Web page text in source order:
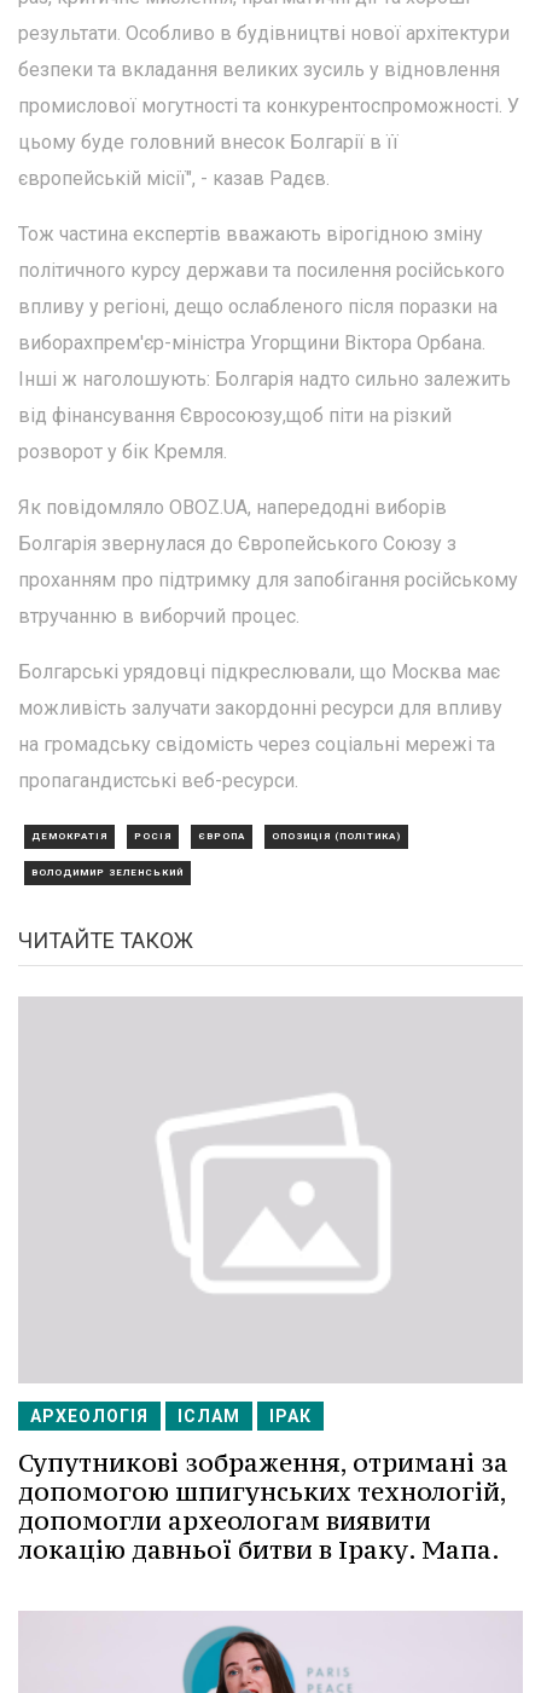
результати. Особливо в будівництві нової архітектури
безпеки та вкладання великих зусиль у відновлення
промислової могутності та конкурентоспроможності. У
цьому буде головний внесок Болгарії в її
європейській місії", - казав Радєв.
Тож частина експертів вважають вірогідною зміну
політичного курсу держави та посилення російського
впливу у регіоні, дещо ослабленого після поразки на
виборахпрем'єр-міністра Угорщини Віктора Орбана.
Інші ж наголошують: Болгарія надто сильно залежить
від фінансування Євросоюзу,щоб піти на різкий
розворот у бік Кремля.
Як повідомляло OBOZ.UA, напередодні виборів
Болгарія звернулася до Європейського Союзу з
проханням про підтримку для запобігання російському
втручанню в виборчий процес.
Болгарські урядовці підкреслювали, що Москва має
можливість залучати закордонні ресурси для впливу
на громадську свідомість через соціальні мережі та
пропагандистські веб-ресурси.
ДЕМОКРАТІЯ РОСІЯ ЄВРОПА ОПОЗИЦІЯ (ПОЛІТИКА)
ВОЛОДИМИР ЗЕЛЕНСЬКИЙ
ЧИТАЙТЕ ТАКОЖ
АРХЕОЛОГІЯ ІСЛАМ ІРАК
Супутникові зображення, отримані за
допомогою шпигунських технологій,
допомогли археологам виявити
локацію давньої битви в Іраку. Мапа.